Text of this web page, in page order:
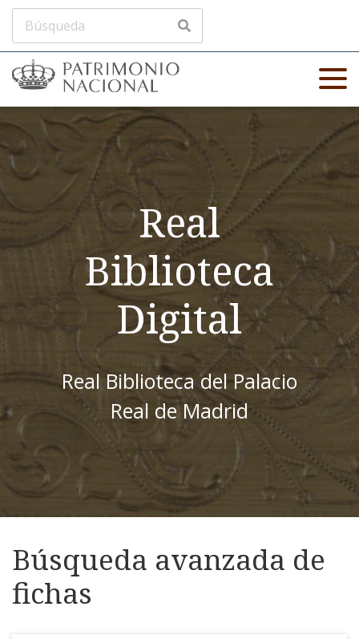
Real
Biblioteca
Digital
Real Biblioteca del Palacio
Real de Madrid
Búsqueda avanzada de
fichas